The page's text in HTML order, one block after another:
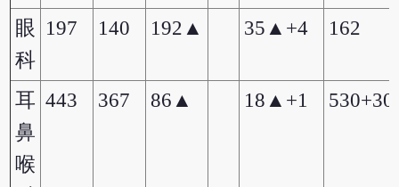
眼
科
197 140 192▲ 35▲+4 162
耳
鼻
喉
443 367 86▲ 18▲+1